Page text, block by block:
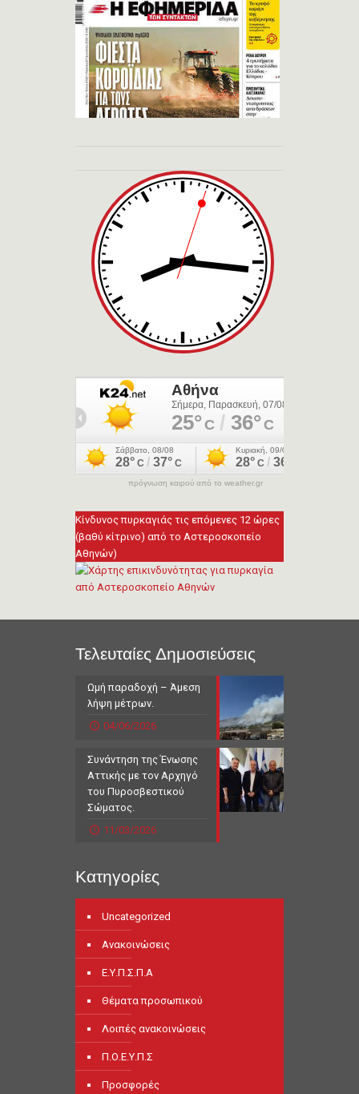
πρόγνωση καιρού από το weather.gr
Κίνδυνος πυρκαγιάς τις επόμενες 12 ώρες
(βαθύ κίτρινο) από το Αστεροσκοπείο
Αθηνών)
Τελευταίες Δημοσιεύσεις
Ωμή παραδοχή – Άμεση
λήψη μέτρων.
04/06/2026
Συνάντηση της Ένωσης
Αττικής με τον Αρχηγό
του Πυροσβεστικού
Σώματος.
11/03/2026
Κατηγορίες
Uncategorized
Ανακοινώσεις
Ε.Υ.Π.Σ.Π.Α
Θέματα προσωπικού
Λοιπές ανακοινώσεις
Π.Ο.Ε.Υ.Π.Σ
Προσφορές